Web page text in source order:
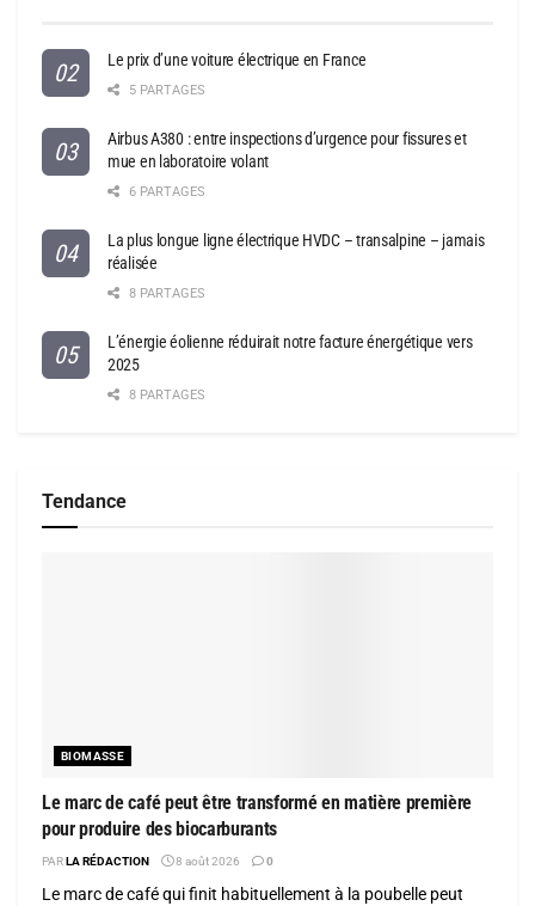
Le prix d’une voiture électrique en France
5 PARTAGES
Airbus A380 : entre inspections d’urgence pour fissures et
mue en laboratoire volant
6 PARTAGES
La plus longue ligne électrique HVDC – transalpine – jamais
réalisée
8 PARTAGES
L’énergie éolienne réduirait notre facture énergétique vers
2025
8 PARTAGES
Tendance
BIOMASSE
Le marc de café peut être transformé en matière première
pour produire des biocarburants
PARLA RÉDACTION 8 août 2026 0
Le marc de café qui finit habituellement à la poubelle peut